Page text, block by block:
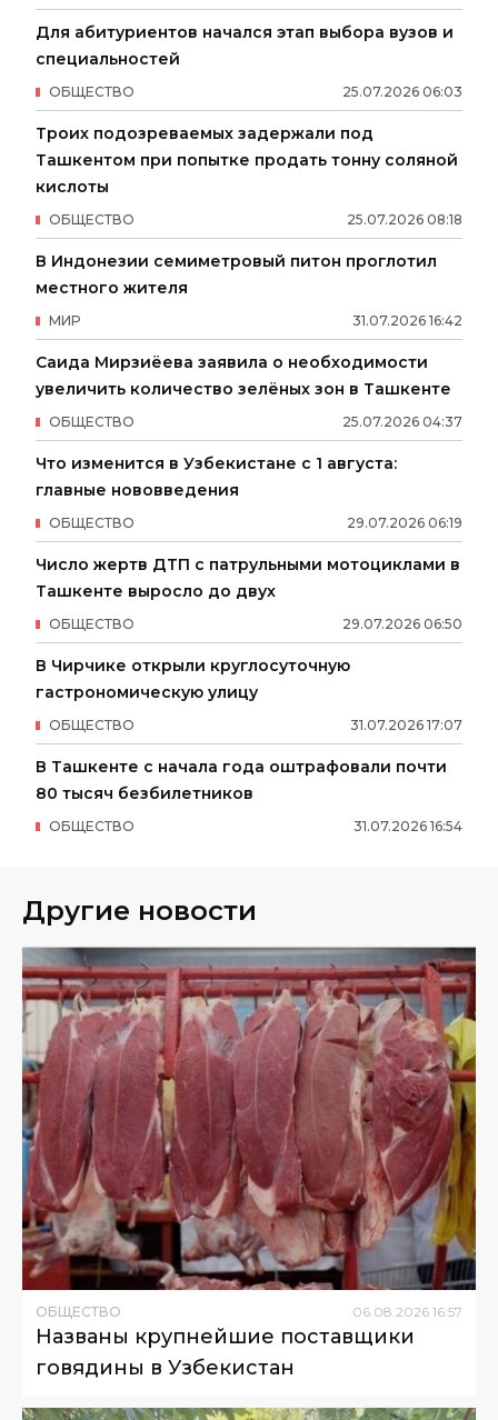
Для абитуриентов начался этап выбора вузов и
специальностей
25.07.2026 06:03
ОБЩЕСТВО
Троих подозреваемых задержали под
Ташкентом при попытке продать тонну соляной
кислоты
25.07.2026 08:18
ОБЩЕСТВО
В Индонезии семиметровый питон проглотил
местного жителя
31.07.2026 16:42
МИР
Саида Мирзиёева заявила о необходимости
увеличить количество зелёных зон в Ташкенте
25.07.2026 04:37
ОБЩЕСТВО
Что изменится в Узбекистане с 1 августа:
главные нововведения
29.07.2026 06:19
ОБЩЕСТВО
Число жертв ДТП с патрульными мотоциклами в
Ташкенте выросло до двух
29.07.2026 06:50
ОБЩЕСТВО
В Чирчике открыли круглосуточную
гастрономическую улицу
31.07.2026 17:07
ОБЩЕСТВО
В Ташкенте с начала года оштрафовали почти
80 тысяч безбилетников
31.07.2026 16:54
ОБЩЕСТВО
Другие новости
ОБЩЕСТВО 06 08 2026 16:57
Названы крупнейшие поставщики
говядины в Узбекистан